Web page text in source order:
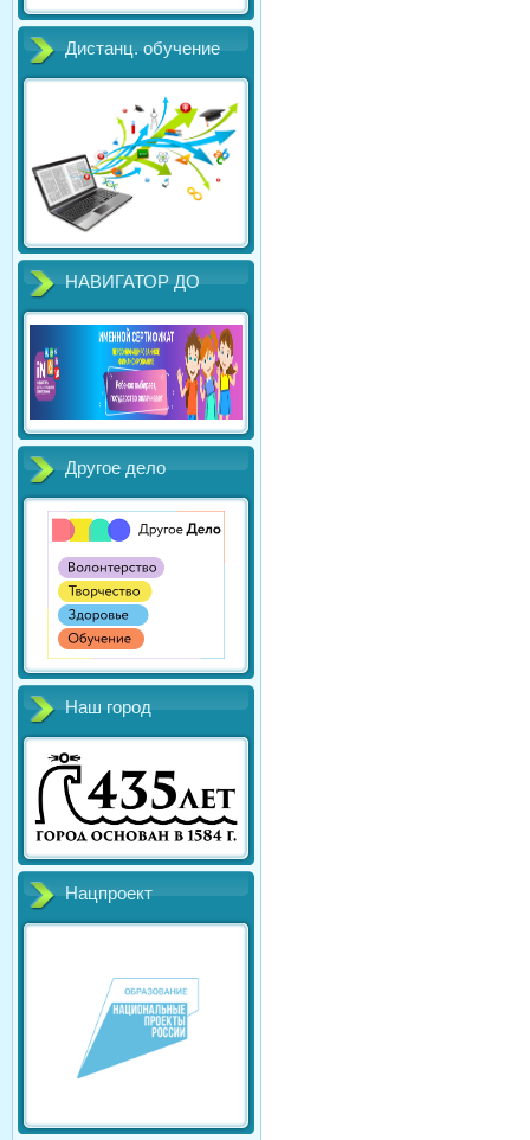
Дистанц. обучение
НАВИГАТОР ДО
Другое дело
Наш город
Нацпроект